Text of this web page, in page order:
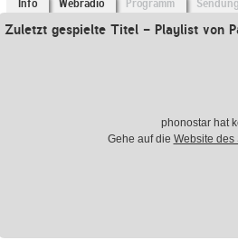
Info Webradio Programm
Zuletzt gespielte Titel - Playlist von
phonostar hat
Gehe auf die Website des